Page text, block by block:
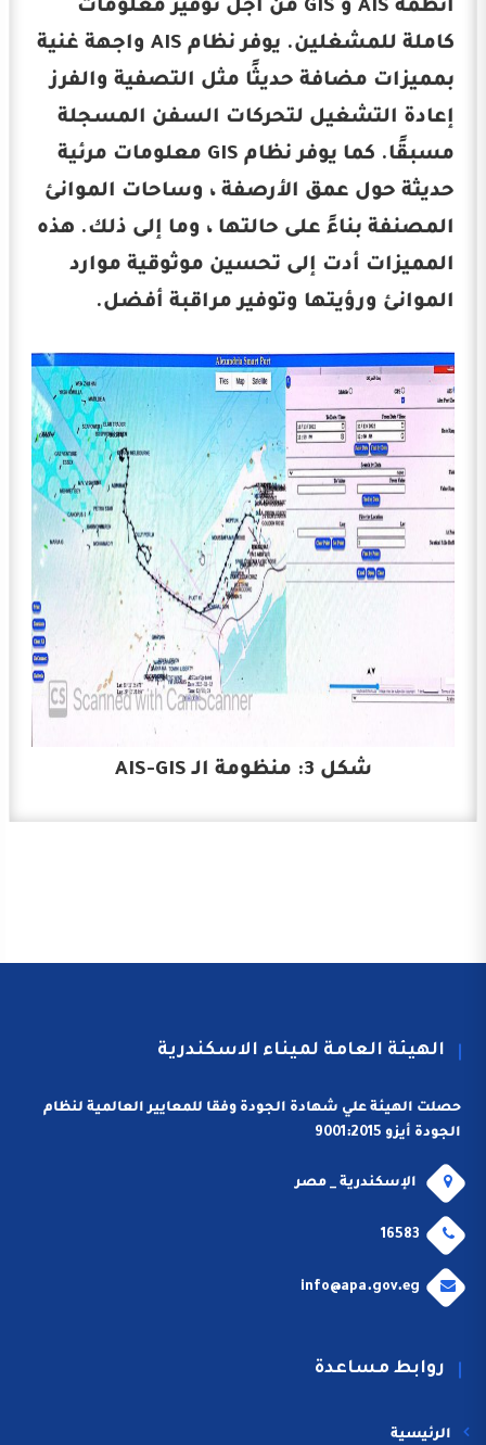
أنظمة AIS و GIS من أجل توفير معلومات
كاملة للمشغلين. يوفر نظام AIS واجهة غنية
بمميزات مضافة حديثًا مثل التصفية والفرز
إعادة التشغيل لتحركات السفن المسجلة
مسبقًا. كما يوفر نظام GIS معلومات مرئية
حديثة حول عمق الأرصفة ، وساحات الموانئ
المصنفة بناءً على حالتها ، وما إلى ذلك. هذه
المميزات أدت إلى تحسين موثوقية موارد
الموانئ ورؤيتها وتوفير مراقبة أفضل.
شكل 3: منظومة الـ AIS-GIS
الهيئة العامة لميناء الاسكندرية
حصلت الهيئة علي شهادة الجودة وفقا للمعايير العالمية لنظام
الجودة أيزو 9001:2015
الإسكندرية _ مصر
16583
info@apa.gov.eg
روابط مساعدة
الرئيسية